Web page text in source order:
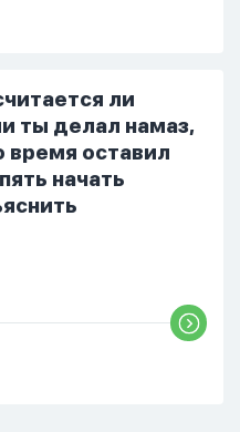
я решила
случилось. И
проблемах. Затем
ли
ты делал намаз,
время оставил
начать